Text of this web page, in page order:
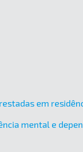
em
mental e